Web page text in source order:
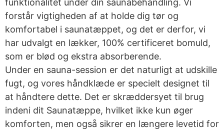
funktionalitet under din saunabehandling. Vi
forstår vigtigheden af at holde dig tør og
komfortabel i saunatæppet, og det er derfor, vi
har udvalgt en lækker, 100% certificeret bomuld,
som er blød og ekstra absorberende.
Under en sauna-session er det naturligt at udskille
fugt, og vores håndklæde er specielt designet til
at håndtere dette. Det er skræddersyet til brug
indeni dit Saunatæppe, hvilket ikke kun øger
komforten, men også sikrer en længere levetid for